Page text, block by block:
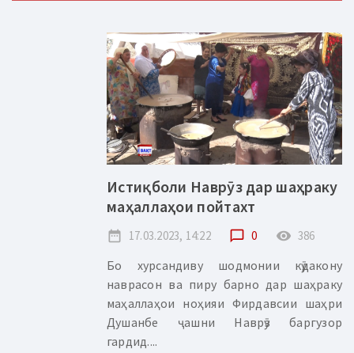
Истиқболи Наврӯз дар шаҳраку
маҳаллаҳои пойтахт
date_range 17.03.2023, 14:22 chat_bubble_outline 0 remove_red_eye 386
Бо хурсандиву шодмонии кӯдакону
наврасон ва пиру барно дар шаҳраку
маҳаллаҳои ноҳияи Фирдавсии шаҳри
Душанбе ҷашни Наврӯз баргузор
гардид....